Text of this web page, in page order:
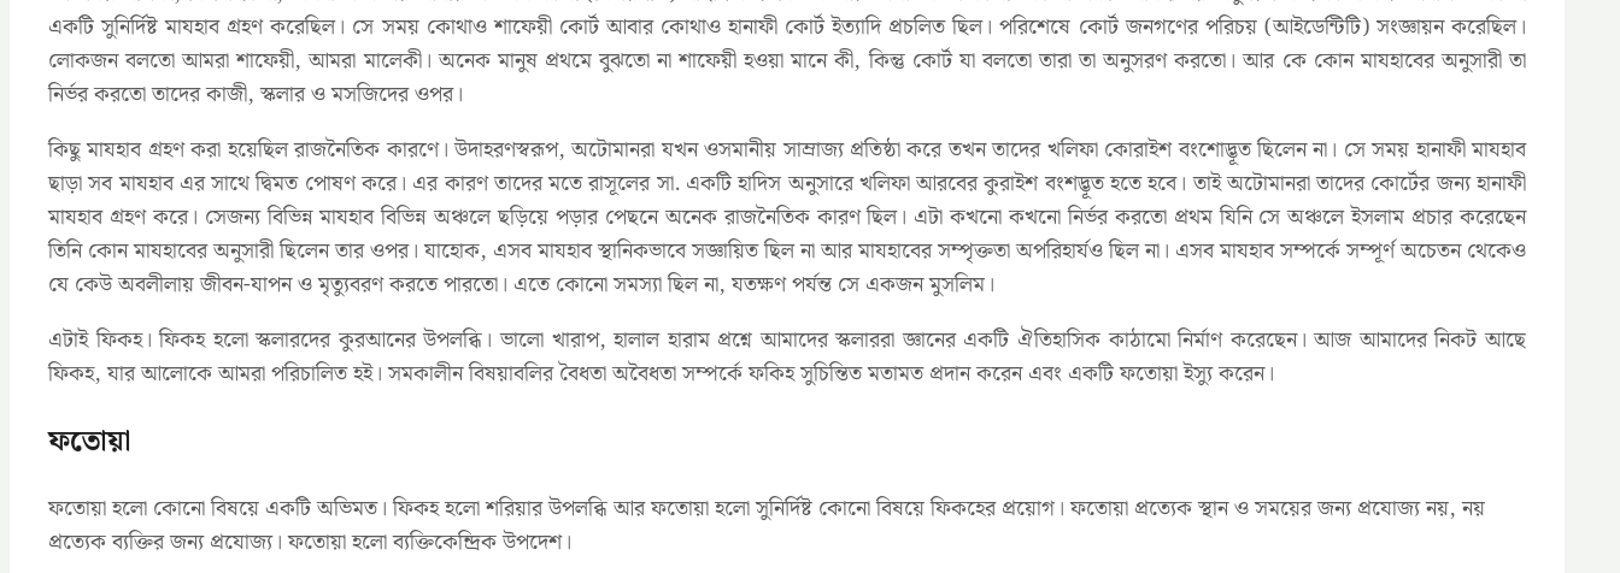
একটি সুনির্দিষ্ট মাযহাব গ্রহণ করেছিল। সে সময় কোথাও শাফেয়ী কোর্ট আবার কোথাও হানাফী কোর্ট ইত্যাদি প্রচলিত ছিল। পরিশেষে কোর্ট জনগণের পরিচয় (আইডেন্টিটি) সংজ্ঞায়ন করেছিল।
লোকজন বলতো আমরা শাফেয়ী, আমরা মালেকী। অনেক মানুষ প্রথমে বুঝতো না শাফেয়ী হওয়া মানে কী, কিন্তু কোর্ট যা বলতো তারা তা অনুসরণ করতো। আর কে কোন মাযহাবের অনুসারী তা
নির্ভর করতো তাদের কাজী, স্কলার ও মসজিদের ওপর।
কিছু মাযহাব গ্রহণ করা হয়েছিল রাজনৈতিক কারণে। উদাহরণস্বরূপ, অটোমানরা যখন ওসমানীয় সাম্রাজ্য প্রতিষ্ঠা করে তখন তাদের খলিফা কোরাইশ বংশোদ্ভূত ছিলেন না। সে সময় হানাফী মাযহাব
ছাড়া সব মাযহাব এর সাথে দ্বিমত পোষণ করে। এর কারণ তাদের মতে রাসূলের সা. একটি হাদিস অনুসারে খলিফা আরবের কুরাইশ বংশদ্ভূত হতে হবে। তাই অটোমানরা তাদের কোর্টের জন্য হানাফী
মাযহাব গ্রহণ করে। সেজন্য বিভিন্ন মাযহাব বিভিন্ন অঞ্চলে ছড়িয়ে পড়ার পেছনে অনেক রাজনৈতিক কারণ ছিল। এটা কখনো কখনো নির্ভর করতো প্রথম যিনি সে অঞ্চলে ইসলাম প্রচার করেছেন
তিনি কোন মাযহাবের অনুসারী ছিলেন তার ওপর। যাহোক, এসব মাযহাব স্থানিকভাবে সজ্ঞায়িত ছিল না আর মাযহাবের সম্পৃক্ততা অপরিহার্যও ছিল না। এসব মাযহাব সম্পর্কে সম্পূর্ণ অচেতন থেকেও
যে কেউ অবলীলায় জীবন-যাপন ও মৃত্যুবরণ করতে পারতো। এতে কোনো সমস্যা ছিল না, যতক্ষণ পর্যন্ত সে একজন মুসলিম।
এটাই ফিকহ। ফিকহ হলো স্কলারদের কুরআনের উপলব্ধি। ভালো খারাপ, হালাল হারাম প্রশ্নে আমাদের স্কলাররা জ্ঞানের একটি ঐতিহাসিক কাঠামো নির্মাণ করেছেন। আজ আমাদের নিকট আছে
ফিকহ, যার আলোকে আমরা পরিচালিত হই। সমকালীন বিষয়াবলির বৈধতা অবৈধতা সম্পর্কে ফকিহ সুচিন্তিত মতামত প্রদান করেন এবং একটি ফতোয়া ইস্যু করেন।
ফতোয়া
ফতোয়া হলো কোনো বিষয়ে একটি অভিমত। ফিকহ হলো শরিয়ার উপলব্ধি আর ফতোয়া হলো সুনির্দিষ্ট কোনো বিষয়ে ফিকহের প্রয়োগ। ফতোয়া প্রত্যেক স্থান ও সময়ের জন্য প্রযোজ্য নয়, নয়
প্রত্যেক ব্যক্তির জন্য প্রযোজ্য। ফতোয়া হলো ব্যক্তিকেন্দ্রিক উপদেশ।